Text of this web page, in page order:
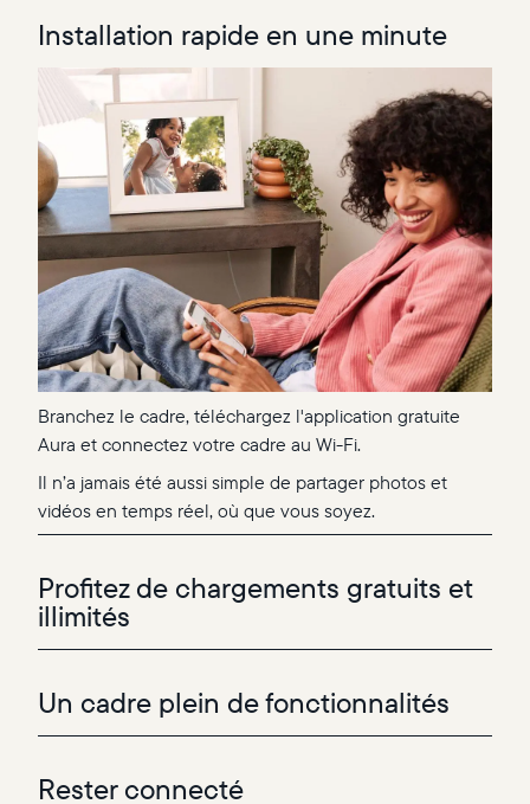
Installation rapide en une minute
Branchez le cadre, téléchargez l'application gratuite
Aura et connectez votre cadre au Wi-Fi.
Il n’a jamais été aussi simple de partager photos et
vidéos en temps réel, où que vous soyez.
Profitez de chargements gratuits et
illimités
Un cadre plein de fonctionnalités
Rester connecté